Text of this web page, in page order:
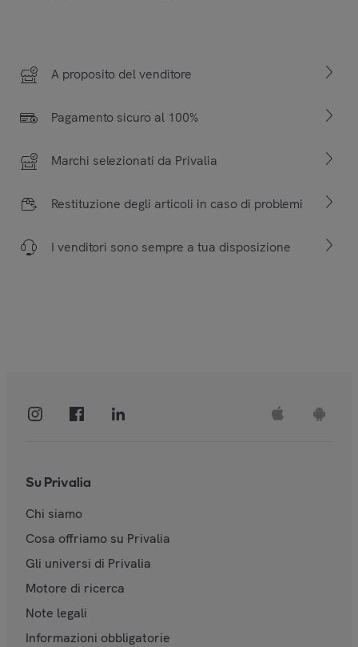
A proposito del venditore
Pagamento sicuro al 100%
Marchi selezionati da Privalia
Restituzione degli articoli in caso di problemi
I venditori sono sempre a tua disposizione
Su Privalia
Chi siamo
Cosa offriamo su Privalia
Gli universi di Privalia
Motore di ricerca
Note legali
Informazioni obbligatorie